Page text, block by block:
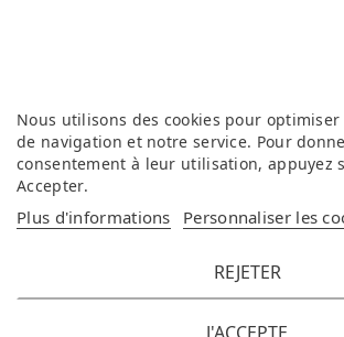
Nous utilisons des cookies pour
de navigation et notre service. Pour
consentement à leur utilisation, appuyez
Accepter.
Plus d'informations Personnaliser les
REJETER